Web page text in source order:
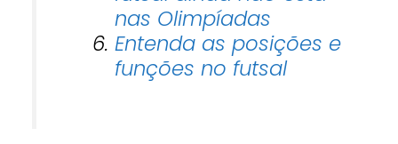
nas Olimpíadas
Entenda as posições e
funções no futsal